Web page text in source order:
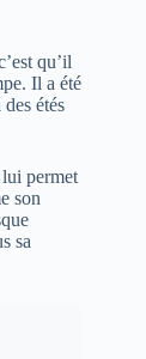
qu’il
Il a été
étés
lui permet
son
sa